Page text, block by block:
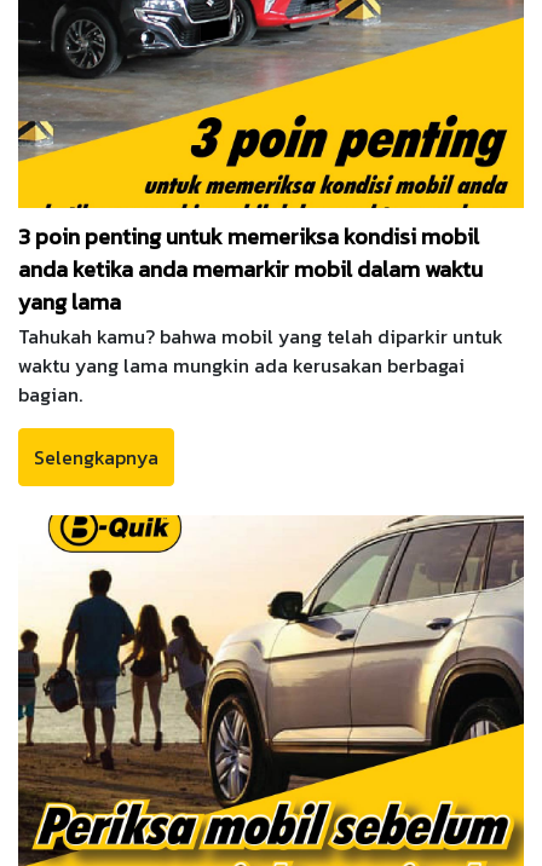
3 poin penting untuk memeriksa kondisi mobil
anda ketika anda memarkir mobil dalam waktu
yang lama
Tahukah kamu? bahwa mobil yang telah diparkir untuk
waktu yang lama mungkin ada kerusakan berbagai
bagian.
Selengkapnya